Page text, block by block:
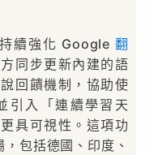
續強化 Google 翻
同步更新內建的語
回饋機制，協助使
引入「連續學習天
具可視性。這項功
包括德國、印度、